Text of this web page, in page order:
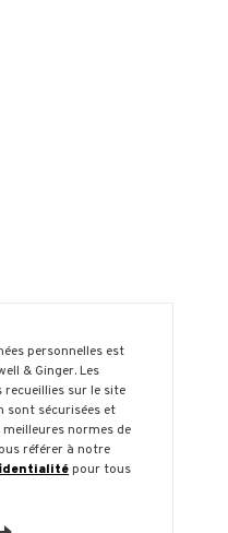
personnelles est
& Ginger. Les
recueillies sur le site
sont sécurisées et
normes de
référer à notre
pour tous